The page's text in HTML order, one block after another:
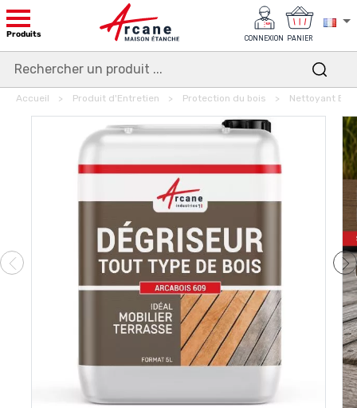
Produits CONNEXION PANIER
Accueil Produit d'Entretien Protection du bois Nettoyant Bois